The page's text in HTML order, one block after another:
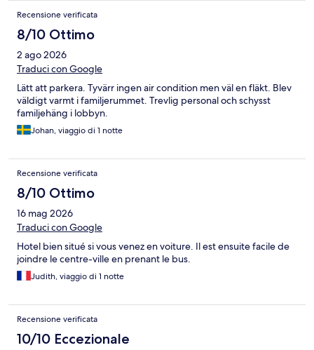
Recensione verificata
8/10 Ottimo
2 ago 2026
Traduci con Google
Lätt att parkera. Tyvärr ingen air condition men väl en fläkt. Blev
väldigt varmt i familjerummet. Trevlig personal och schysst
familjehäng i lobbyn.
Johan, viaggio di 1 notte
Recensione verificata
8/10 Ottimo
16 mag 2026
Traduci con Google
Hotel bien situé si vous venez en voiture. Il est ensuite facile de
joindre le centre-ville en prenant le bus.
Judith, viaggio di 1 notte
Recensione verificata
10/10 Eccezionale